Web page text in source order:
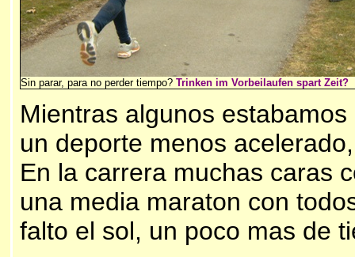
Sin parar, para no perder tiempo? Trinken im Vorbeilaufen spart Zeit?
Mientras algunos
un deporte menos
En la carrera muchas caras
una media maraton con
falto el sol, un poco mas de